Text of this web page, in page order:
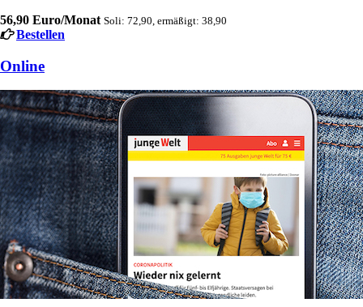
56,90 Euro/Monat Soli: 72,90, ermäßigt: 38,90
Bestellen
Online